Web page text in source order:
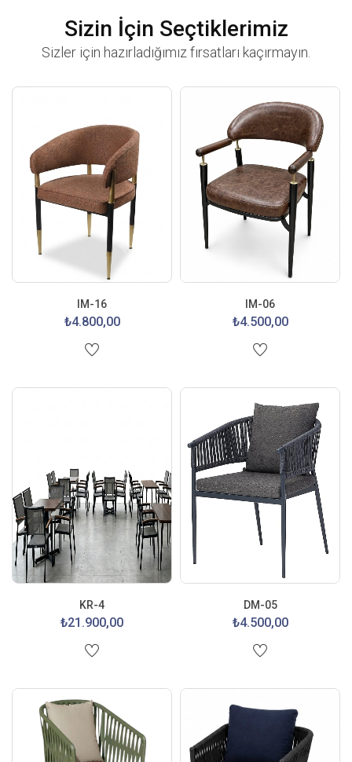
Sizin İçin Seçtiklerimiz
Sizler için hazırladığımız fırsatları kaçırmayın.
IM-16
₺4.800,00
IM-06
₺4.500,00
KR-4
₺21.900,00
DM-05
₺4.500,00